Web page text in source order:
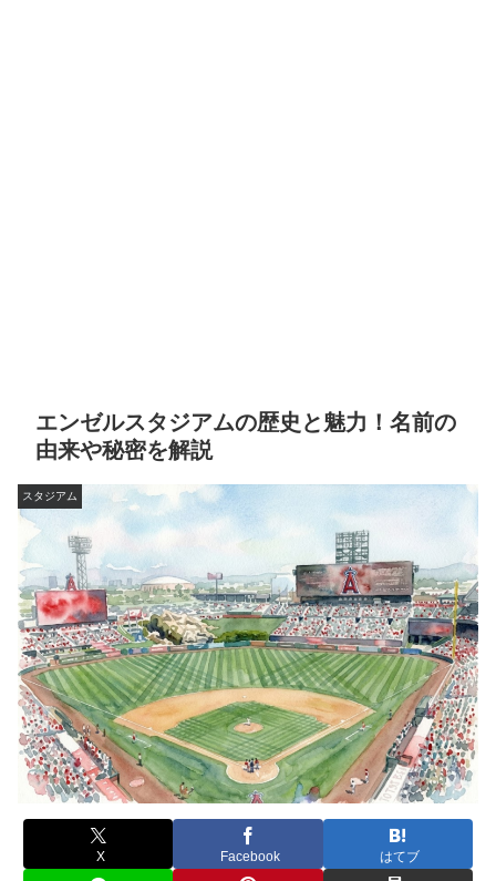
エンゼルスタジアムの歴史と魅力！名前の
由来や秘密を解説
スタジアム
X Facebook はてブ